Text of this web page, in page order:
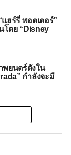
ฮร์รี่ พอตเตอร์”
โดย “Disney
พยนตร์ดังใน
กำลังจะมี